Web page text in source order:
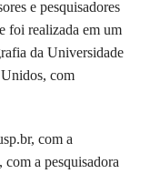
e pesquisadores
foi realizada em um
da Universidade
com
com a
a pesquisadora